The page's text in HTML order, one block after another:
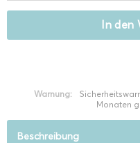
In den
Warnung:
Monaten
Beschreibung